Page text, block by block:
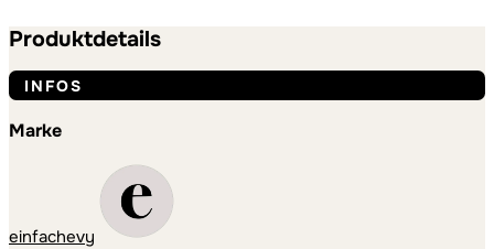
Produktdetails
INFOS
Marke
einfachevy